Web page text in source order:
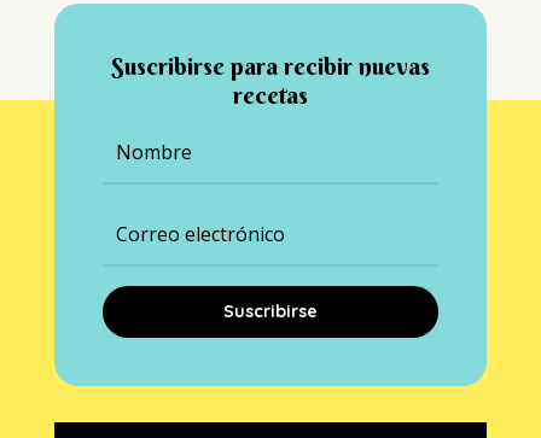
Suscribirse para recibir nuevas
recetas
Suscribirse